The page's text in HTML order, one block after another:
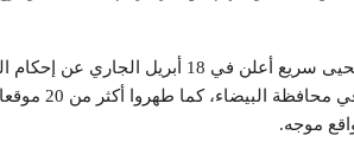
يذكر أن المتحدث الرسمي باسم القوات المسلحة العميد يحيى سريع أعلن
السيطرة الكاملة على جبل
موجه.